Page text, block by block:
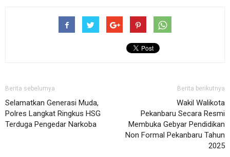
Berita sebelumya
Selamatkan Generasi Muda,
Polres Langkat Ringkus HSG
Terduga Pengedar Narkoba
Berita berikutnya
Wakil Walikota
Pekanbaru Secara Resmi
Membuka Gebyar Pendidikan
Non Formal Pekanbaru Tahun
2025